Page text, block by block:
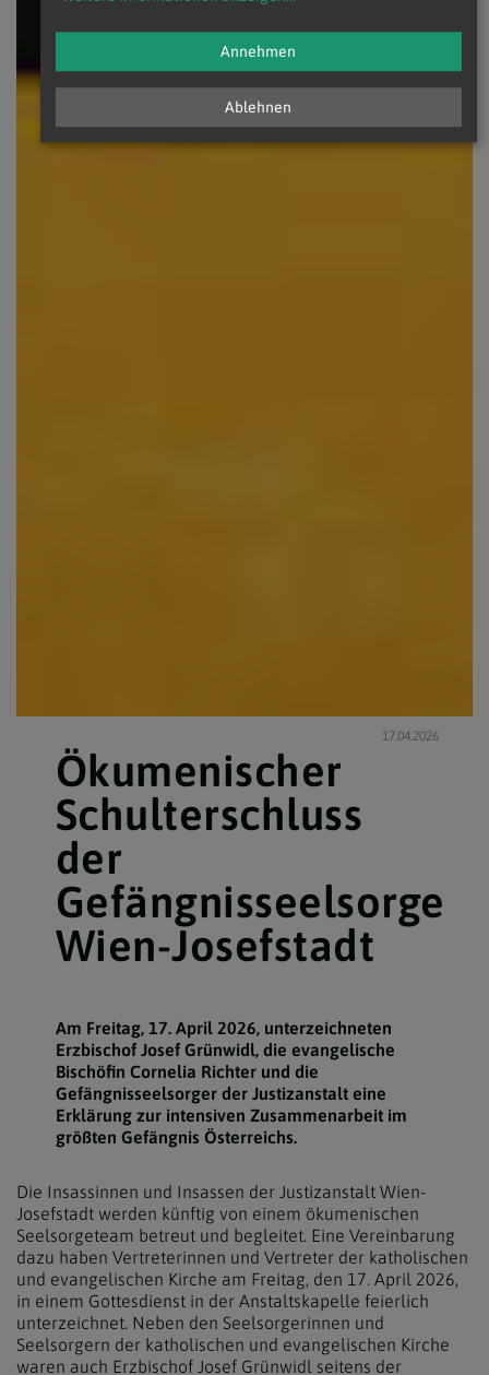
17.04.2026
Ökumenischer
Schulterschluss
der
Gefängnisseelsorge
Wien-Josefstadt
Am Freitag, 17. April 2026, unterzeichneten
Erzbischof Josef Grünwidl, die evangelische
Bischöfin Cornelia Richter und die
Gefängnisseelsorger der Justizanstalt eine
Erklärung zur intensiven Zusammenarbeit im
größten Gefängnis Österreichs.
Die Insassinnen und Insassen der Justizanstalt Wien-
Josefstadt werden künftig von einem ökumenischen
Seelsorgeteam betreut und begleitet. Eine Vereinbarung
dazu haben Vertreterinnen und Vertreter der katholischen
und evangelischen Kirche am Freitag, den 17. April 2026,
in einem Gottesdienst in der Anstaltskapelle feierlich
unterzeichnet. Neben den Seelsorgerinnen und
Seelsorgern der katholischen und evangelischen Kirche
waren auch Erzbischof Josef Grünwidl seitens der
Ablehnen
Annehmen